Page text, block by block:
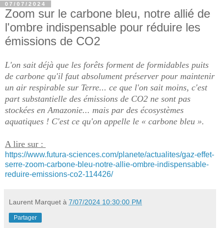
07/07/2024
Zoom sur le carbone bleu, notre allié de
l'ombre indispensable pour réduire les
émissions de CO2
L'on sait déjà que les forêts forment de formidables puits
de carbone qu'il faut absolument préserver pour maintenir
un air respirable sur Terre... ce que l'on sait moins, c'est
part substantielle des émissions de CO2 ne sont pas
stockées en Amazonie... mais par des écosystèmes
aquatiques ! C'est ce qu'on appelle le « carbone bleu ».
A lire sur :
https://www.futura-sciences.com/planete/actualites/gaz-effet-
serre-zoom-carbone-bleu-notre-allie-ombre-indispensable-
reduire-emissions-co2-114426/
Laurent Marquet à 7/07/2024 10:30:00 PM
Partager